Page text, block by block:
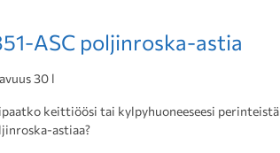
ASC poljinroska-astia
30 l
keittiöösi tai kylpyhuoneeseesi perinteistä
astiaa?